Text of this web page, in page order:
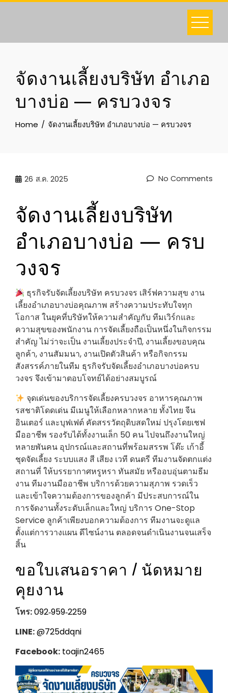
Skip
จัดงานเลี้ยงบริษัท อำเภอ
บางบ่อ — ครบวงจร
Home จัดงานเลี้ยงบริษัท อำเภอบางบ่อ — ครบวงจร
26 ส.ค. 2025 No Comments
จัดงานเลี้ยงบริษัท
อำเภอบางบ่อ — ครบ
วงจร
ธุรกิจรับจัดเลี้ยงบริษัท ครบวงจร เสิร์ฟความสุข งาน
เลี้ยงอำเภอบางบ่อคุณภาพ สร้างความประทับใจทุก
โอกาส ในยุคที่บริษัทให้ความสำคัญกับ ทีมเวิร์กและ
ความสุขของพนักงาน การจัดเลี้ยงถือเป็นหนึ่งในกิจกรรม
สำคัญ ไม่ว่าจะเป็น งานเลี้ยงประจำปี, งานเลี้ยงขอบคุณ
ลูกค้า, งานสัมมนา, งานเปิดตัวสินค้า หรือกิจกรรม
สังสรรค์ภายในทีม ธุรกิจรับจัดเลี้ยงอำเภอบางบ่อครบ
วงจร จึงเข้ามาตอบโจทย์ได้อย่างสมบูรณ์
จุดเด่นของบริการจัดเลี้ยงครบวงจร อาหารคุณภาพ
รสชาติโดดเด่น มีเมนูให้เลือกหลากหลาย ทั้งไทย จีน
อินเตอร์ และบุฟเฟต์ คัดสรรวัตถุดิบสดใหม่ ปรุงโดยเชฟ
มืออาชีพ รองรับได้ทั้งงานเล็ก 50 คน ไปจนถึงงานใหญ่
หลายพันคน อุปกรณ์และสถานที่พร้อมสรรพ โต๊ะ เก้าอี้
ชุดจัดเลี้ยง ระบบแสง สี เสียง เวที ดนตรี ทีมงานจัดตกแต่ง
สถานที่ ให้บรรยากาศหรูหรา ทันสมัย หรืออบอุ่นตามธีม
งาน ทีมงานมืออาชีพ บริการด้วยความสุภาพ รวดเร็ว
และเข้าใจความต้องการของลูกค้า มีประสบการณ์ใน
การจัดงานทั้งระดับเล็กและใหญ่ บริการ One-Stop
Service ลูกค้าเพียงบอกความต้องการ ทีมงานจะดูแล
ตั้งแต่การวางแผน ดีไซน์งาน ตลอดจนดำเนินงานจนเสร็จ
สิ้น
ขอใบเสนอราคา / นัดหมาย
คุยงาน
โทร:092‑959‑2259
LINE:@725ddqni
Facebook: toajin2465